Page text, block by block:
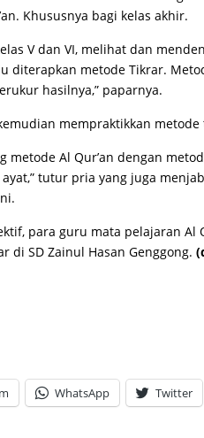
Khususnya bagi kelas akhir.
V dan VI, melihat dan
diterapkan metode Tikrar.
hasilnya,” paparnya.
mempraktikkan
metode Al Qur’an dengan
tutur pria yang juga
para guru mata pelajaran Al
di SD Zainul Hasan Genggong.
WhatsApp Twitter